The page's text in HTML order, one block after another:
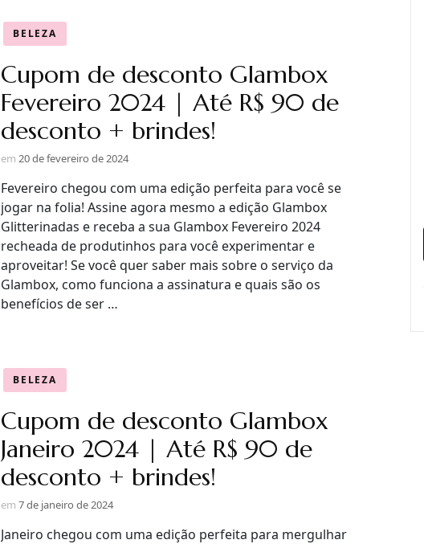
BELEZA
Cupom de desconto Glambox
Fevereiro 2024 | Até R$ 90 de
desconto + brindes!
em 20 de fevereiro de 2024
Fevereiro chegou com uma edição perfeita para você se
jogar na folia! Assine agora mesmo a edição Glambox
Glitterinadas e receba a sua Glambox Fevereiro 2024
recheada de produtinhos para você experimentar e
aproveitar! Se você quer saber mais sobre o serviço da
Glambox, como funciona a assinatura e quais são os
benefícios de ser …
BELEZA
Cupom de desconto Glambox
Janeiro 2024 | Até R$ 90 de
desconto + brindes!
em 7 de janeiro de 2024
Janeiro chegou com uma edição perfeita para mergulhar